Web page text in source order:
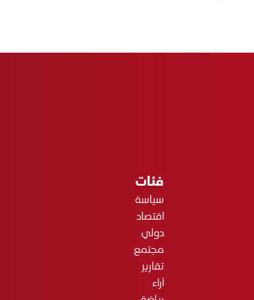
فئات
سياسة
اقتصاد
دولي
مجتمع
تقارير
آراء